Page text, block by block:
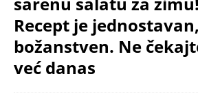
Recept je
božanstven. Ne
već danas